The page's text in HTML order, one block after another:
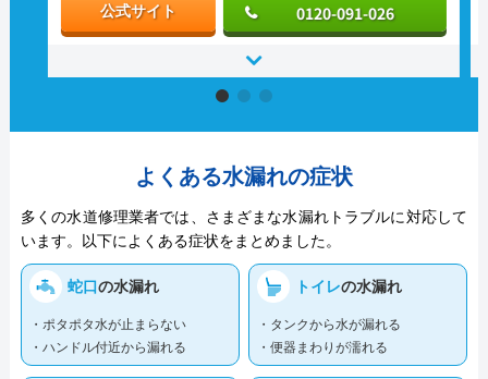
公式サイト 0120-091-026
よくある水漏れの症状
多くの水道修理業者では、さまざまな水漏れトラブルに対応して
います。以下によくある症状をまとめました。
蛇口の水漏れ
・ポタポタ水が止まらない
・ハンドル付近から漏れる
トイレの水漏れ
・タンクから水が漏れる
・便器まわりが濡れる